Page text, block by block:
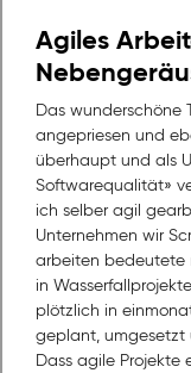
Agiles
Das wunderschöne
angepriesen und
überhaupt und als
Softwarequalität»
ich selber agil
Unternehmen wir
arbeiten bedeutete
in
plötzlich in
geplant,
Dass agile Projekte